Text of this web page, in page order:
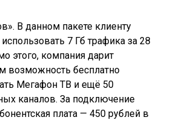
В данном пакете клиенту
7 Гб трафика за 28
этого, компания дарит
возможность бесплатно
Мегафон ТВ и ещё 50
каналов. За подключение
плата — 450 рублей в